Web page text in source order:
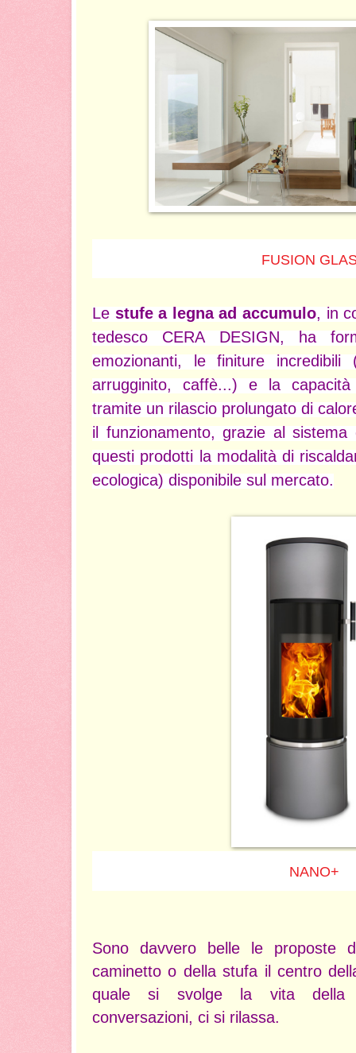
FUSION
Le stufe a legna ad accumulo, in
tedesco CERA DESIGN, ha
emozionanti, le finiture incredibili
arrugginito, caffè...) e la
tramite un rilascio prolungato di
il funzionamento, grazie al sistema
questi prodotti la modalità di
ecologica) disponibile sul mercato.
NANO+
Sono davvero belle le proposte
caminetto o della stufa il centro
quale si svolge la vita della
conversazioni, ci si rilassa.